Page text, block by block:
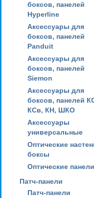
боксов, панелей
Hyperline
Аксессуары для
боксов, панелей
Panduit
Аксессуары для
боксов, панелей
Siemon
Аксессуары для
боксов, панелей
КСв, КН, ШКО
Аксессуары
универсальные
Оптические
боксы
Оптические
Патч-панели
Патч-панели